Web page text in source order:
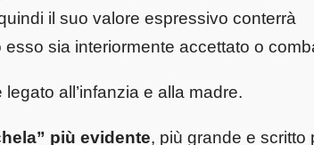
il suo valore espressivo conterrà
sia interiormente accettato o
legato all’infanzia e alla madre.
più evidente, più grande e scritto